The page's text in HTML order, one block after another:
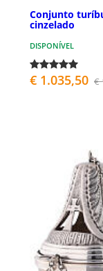
Conjunto
cinzelado
DISPONÍVEL
€ 1.035,50 €